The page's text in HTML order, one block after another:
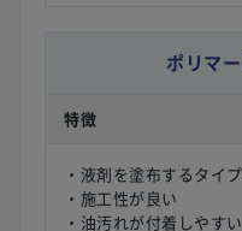
ポリマ
特徴
・液剤を塗布するタイ
・施工性が良い
・油汚れが付着しやすい